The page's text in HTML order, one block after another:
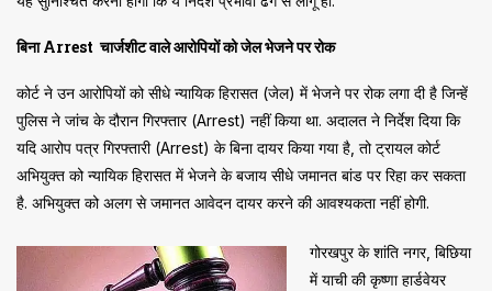
बिना Arrest चार्जशीट वाले आरोपियों को जेल भेजने पर रोक
कोर्ट ने उन आरोपियों को सीधे न्यायिक हिरासत (जेल) में भेजने पर रोक लगा दी है जिन्हें
पुलिस ने जांच के दौरान गिरफ्तार (Arrest) नहीं किया था. अदालत ने निर्देश दिया कि
यदि आरोप पत्र गिरफ्तारी (Arrest) के बिना दायर किया गया है, तो ट्रायल कोर्ट
अभियुक्त को न्यायिक हिरासत में भेजने के बजाय सीधे जमानत बांड पर रिहा कर सकता
है. अभियुक्त को अलग से जमानत आवेदन दायर करने की आवश्यकता नहीं होगी.
गोरखपुर के शांति नगर, बिछिया
में याची की कृष्णा हार्डवेयर